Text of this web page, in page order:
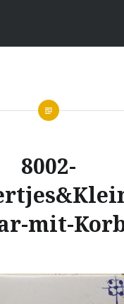
8002-
mit-
von
ILLUSTRATEUR
OKTOBER